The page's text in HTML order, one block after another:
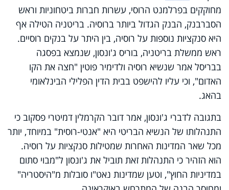
מחוקקים בפרלמנט הרוסי, עשרות חברות ביטחוניות וראש
הסברבנק, הבנק הגדול ביותר ברוסיה. בריטניה הטילה אף
היא סנקציות נוספות על רוסיה, בין היתר על בנקים רוסיים.
ראש ממשלת בריטניה, בוריס ג'ונסון, שנמצא בפסגה
בבריסל אמר שנשיא רוסיה ולדימיר פוטין "חצה את הקו
האדום", וכי עליו להישפט בבית הדין הפלילי הבינלאומי
בהאג.
בתגובה לדברי ג'ונסון, אמר דובר הקרמלין דמיטרי פסקוב כי
התנהלותו של הנשיא הבריטי היא "אנטי-רוסית" במיוחד, יותר
מכל שאר המדינות האחרות שמטילות סנקציות על רוסיה.
הוא הזהיר כי התנהלות זאת תוביל את ג'ונסון ל"מבוי סתום
במדיניות החוץ", וטען שמדינות נאט"ו סובלות מ"היסטריה"